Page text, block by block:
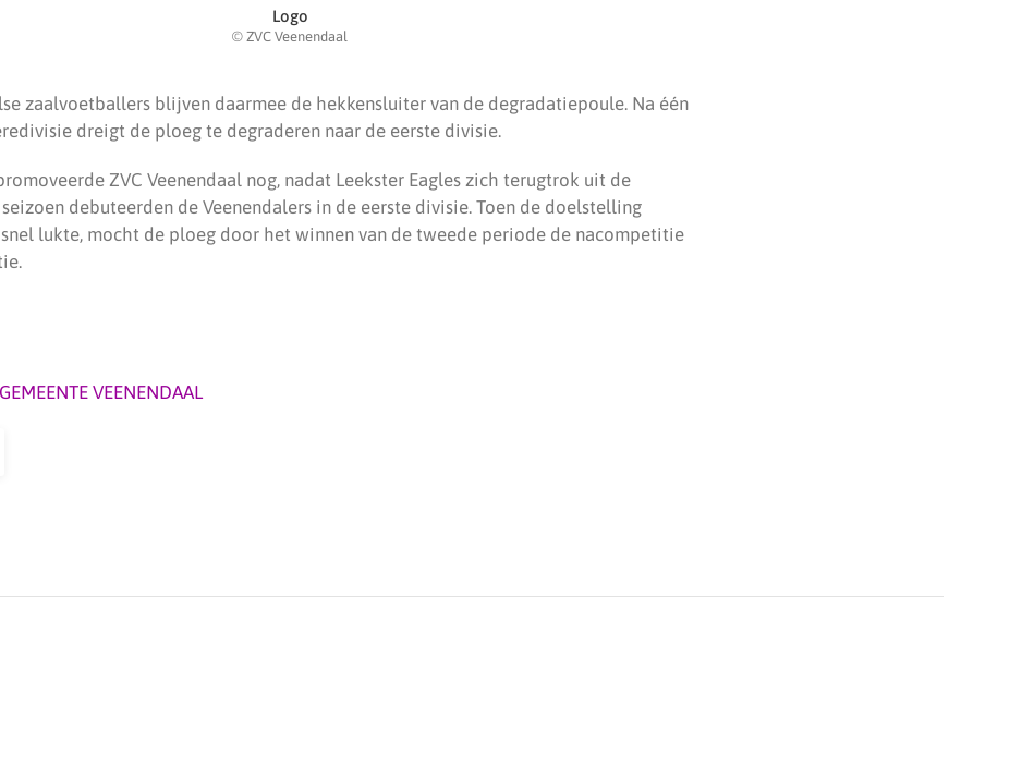
Logo
© ZVC Veenendaal
zaalvoetballers blijven daarmee de hekkensluiter van de degradatiepoule. Na één
dreigt de ploeg te degraderen naar de eerste divisie.
ZVC Veenendaal nog, nadat Leekster Eagles zich terugtrok uit de
debuteerden de Veenendalers in de eerste divisie. Toen de doelstelling
lukte, mocht de ploeg door het winnen van de tweede periode de nacompetitie
GEMEENTE VEENENDAAL